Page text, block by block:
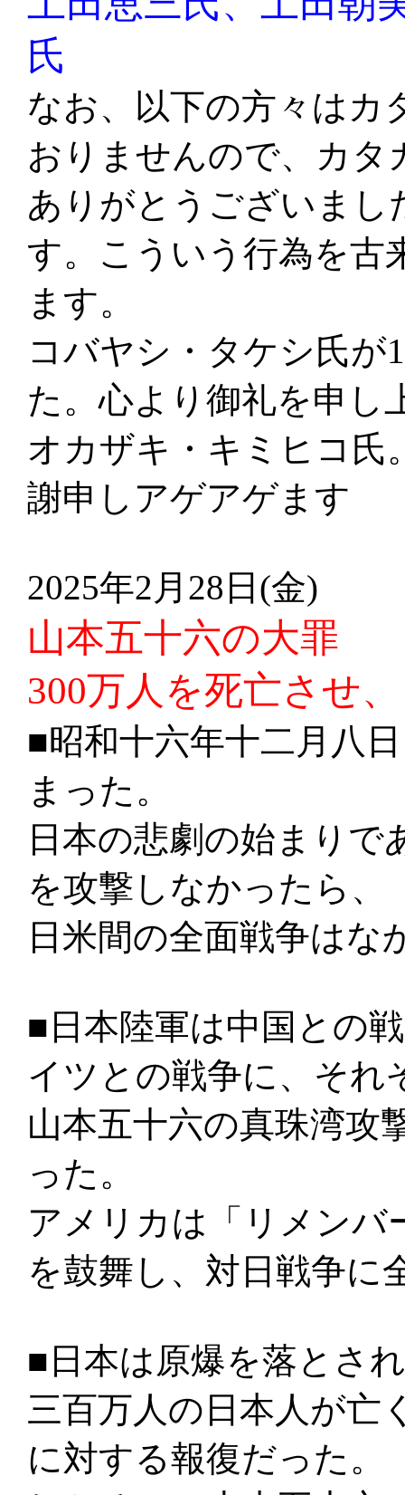
氏
なお、以下の方々はカ
おりませんので、カタ
ありがとうございまし
す。こういう行為を古
ます。
コバヤシ・タケシ氏が
た。心より御礼を申し
オカザキ・キミヒコ氏
謝申しアゲアゲます
2025年2月28日(金)
山本五十六の大罪
300万人を死亡させ
■昭和十六年十二月八
まった。
日本の悲劇の始まりで
を攻撃しなかったら、
日米間の全面戦争はな
■日本陸軍は中国との
イツとの戦争に、それ
山本五十六の真珠湾攻
った。
アメリカは「リメンバ
を鼓舞し、対日戦争に
■日本は原爆を落とさ
三百万人の日本人が亡
に対する報復だった。